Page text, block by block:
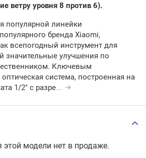
ветру уровня 8 против 6).
популярной линейки
бренда Xiaomi,
всепогодный инструмент для
значительные улучшения по
Ключевым
система, построенная на
1/2" с разре...
модели нет в продаже.